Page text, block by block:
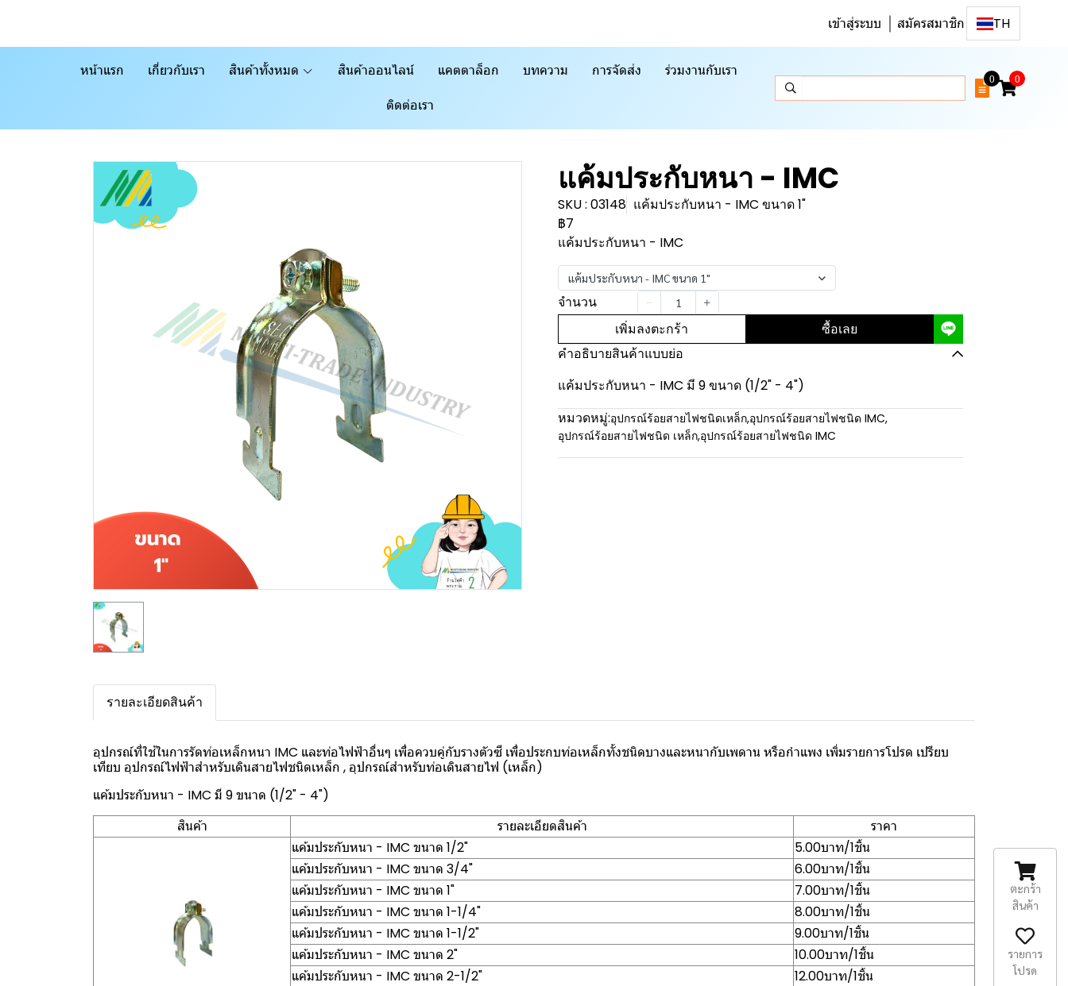
เข้าสู่ระบบ สมัครสมาชิก TH
หน้าแรก เกี่ยวกับเรา สินค้าทั้งหมด สินค้าออนไลน์ แคตตาล็อก บทความ การจัดส่ง ร่วมงานกับเรา
ติดต่อเรา
0 0
แค้มประกับหนา - IMC
SKU : 03148 แค้มประกับหนา - IMC ขนาด 1"
฿7
แค้มประกับหนา - IMC
แค้มประกับหนา - IMC ขนาด 1"
จำนวน
เพิ่มลงตะกร้า ซื้อเลย
คำอธิบายสินค้าแบบย่อ
แค้มประกับหนา - IMC มี 9 ขนาด (1/2" - 4")
หมวดหมู่:อุปกรณ์ร้อยสายไฟชนิดเหล็ก,อุปกรณ์ร้อยสายไฟชนิด IMC,
อุปกรณ์ร้อยสายไฟชนิด เหล็ก,อุปกรณ์ร้อยสายไฟชนิด IMC
รายละเอียดสินค้า
อุปกรณ์ที่ใช้ในการรัดท่อเหล็กหนา IMC และท่อไฟฟ้าอื่นๆ เพื่อควบคู่กับรางตัวซี เพื่อประกบท่อเหล็กทั้งชนิดบางและหนากับเพดาน หรือกำแพง เพิ่มรายการโปรด เปรียบ
เทียบ อุปกรณ์ไฟฟ้าสำหรับเดินสายไฟชนิดเหล็ก , อุปกรณ์สำหรับท่อเดินสายไฟ (เหล็ก)
แค้มประกับหนา - IMC มี 9 ขนาด (1/2" - 4")
สินค้า
รายละเอียดสินค้า
ราคา
แค้มประกับหนา - IMC ขนาด 1/2"
5.00บาท/1ชิ้น
แค้มประกับหนา - IMC ขนาด 3/4"
6.00บาท/1ชิ้น
แค้มประกับหนา - IMC ขนาด 1"
7.00บาท/1ชิ้น
แค้มประกับหนา - IMC ขนาด 1-1/4"
8.00บาท/1ชิ้น
แค้มประกับหนา - IMC ขนาด 1-1/2"
9.00บาท/1ชิ้น
แค้มประกับหนา - IMC ขนาด 2"
10.00บาท/1ชิ้น
แค้มประกับหนา - IMC ขนาด 2-1/2"
12.00บาท/1ชิ้น
ตะกร้า
สินค้า
รายการ
โปรด